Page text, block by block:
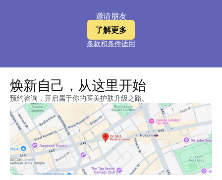
邀请朋友
了解更多
条款和条件适用
焕新自己，从这里开始
预约咨询，开启属于你的医美护肤升级之路。